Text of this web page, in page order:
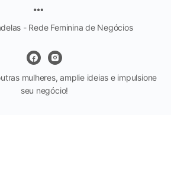
- Rede Feminina de Negócios
mulheres, amplie ideias e impulsione
seu negócio!